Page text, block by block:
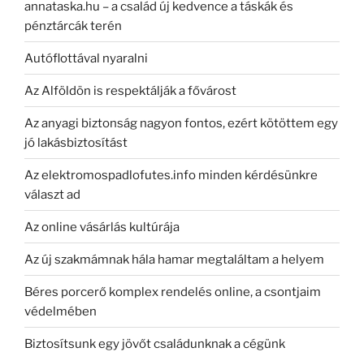
annataska.hu – a család új kedvence a táskák és
pénztárcák terén
Autóflottával nyaralni
Az Alföldön is respektálják a fővárost
Az anyagi biztonság nagyon fontos, ezért kötöttem egy
jó lakásbiztosítást
Az elektromospadlofutes.info minden kérdésünkre
választ ad
Az online vásárlás kultúrája
Az új szakmámnak hála hamar megtaláltam a helyem
Béres porcerő komplex rendelés online, a csontjaim
védelmében
Biztosítsunk egy jövőt családunknak a cégünk